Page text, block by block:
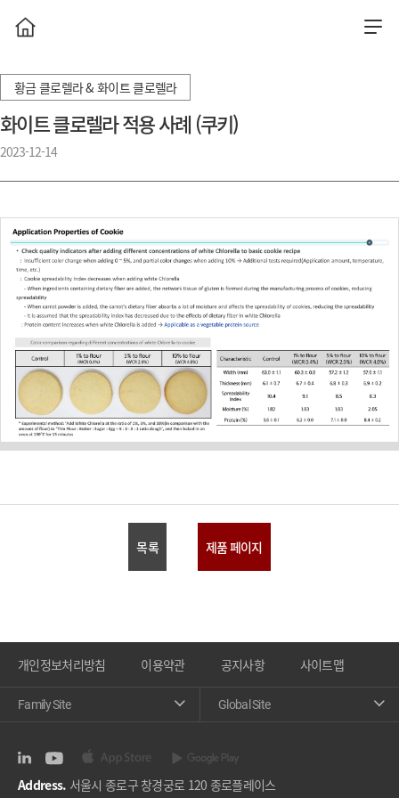
황금 클로렐라 & 화이트 클로렐라
화이트 클로렐라 적용 사례 (쿠키)
2023-12-14
목록 제품 페이지
개인정보처리방침 이용약관 공지사항 사이트맵
Family Site Global Site
Address. 서울시 종로구 창경궁로 120 종로플레이스